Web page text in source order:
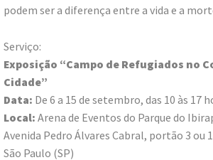
podem ser a diferença entre a vida e a
Serviço:
Exposição “Campo de Refugiados no
Cidade”
Data: De 6 a 15 de setembro, das 10 às 17
Local: Arena de Eventos do Parque do
Avenida Pedro Álvares Cabral, portão 3 ou
São Paulo (SP)